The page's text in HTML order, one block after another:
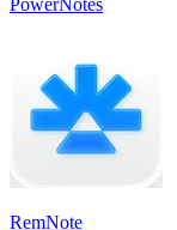
RemNote